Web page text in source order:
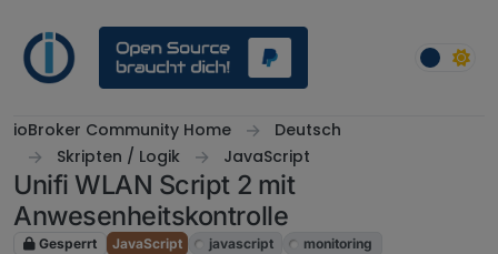
ioBroker Community Home
Deutsch
Skripten / Logik
JavaScript
Unifi WLAN Script 2 mit
Anwesenheitskontrolle
Gesperrt JavaScript javascript
monitoring